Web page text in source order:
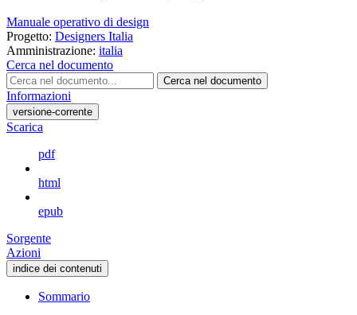
Manuale operativo di design
Progetto: Designers Italia
Amministrazione: italia
Cerca nel documento
Cerca nel documento
Informazioni
versione-corrente
Scarica
pdf
html
epub
Sorgente
Azioni
indice dei contenuti
Sommario